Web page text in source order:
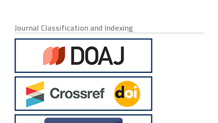
Journal Classification and Indexing